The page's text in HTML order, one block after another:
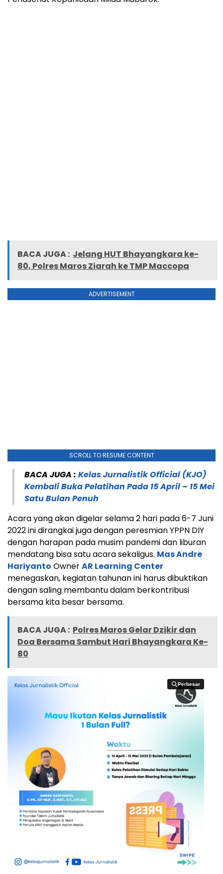
BACA JUGA : Jelang HUT Bhayangkara ke-
80, Polres Maros Ziarah ke TMP Maccopa
ADVERTISEMENT
SCROLL TO RESUME CONTENT
BACA JUGA : Kelas Jurnalistik Official (KJO)
Kembali Buka Pelatihan Pada 15 April – 15 Mei
Satu Bulan Penuh
Acara yang akan digelar selama 2 hari pada 6-7 Juni
2022 ini dirangkai juga dengan peresmian YPPN DIY
dengan harapan pada musim pandemi dan liburan
mendatang bisa satu acara sekaligus. Mas Andre
Hariyanto OwnerAR Learning Center
menegaskan, kegiatan tahunan ini harus dibuktikan
dengan saling membantu dalam berkontribusi
bersama kita besar bersama.
BACA JUGA : Polres Maros Gelar Dzikir dan
Doa Bersama Sambut Hari Bhayangkara Ke-
80
Perbesar
Perbesar